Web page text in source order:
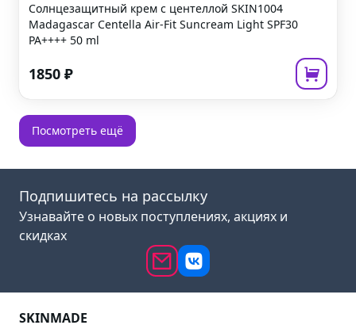
Солнцезащитный крем с центеллой SKIN1004
Madagascar Centella Air-Fit Suncream Light SPF30
PA++++ 50 ml
1850 ₽
Посмотреть ещё
Подпишитесь на рассылку
Узнавайте о новых поступлениях, акциях и
скидках
SKINMADE